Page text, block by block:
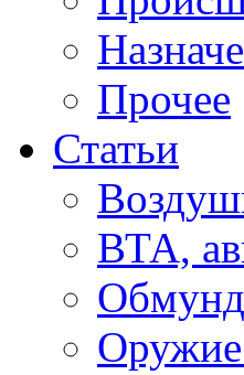
Прочее
Статьи
ВТА,
Оружие